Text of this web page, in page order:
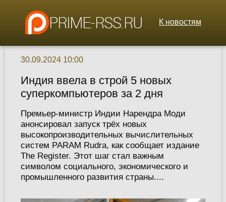
К новостям
30.09.2024 10:00
Индия ввела в строй 5 новых
суперкомпьютеров за 2 дня
Премьер-министр Индии Нарендра Моди
анонсировал запуск трёх новых
высокопроизводительных вычислительных
систем PARAM Rudra, как сообщает издание
The Register. Этот шаг стал важным
символом социального, экономического и
промышленного развития страны....